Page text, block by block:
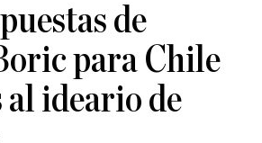
de
para Chile
ideario de